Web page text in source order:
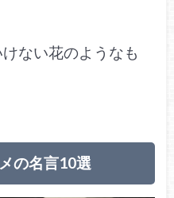
ない花のようなも
の名言10選